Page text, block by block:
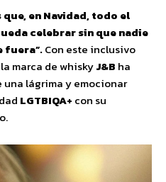
que, en Navidad, todo el
celebrar sin que nadie
fuera”.Con este inclusivo
marca de whiskyJ&B ha
una lágrima y emocionar
LGTBIQA+ con su